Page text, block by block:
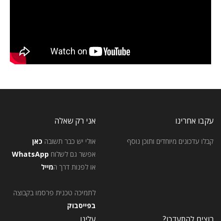
עקבו אחרינו
קבלו עדכונים מיוחדים ותוכן נוסף
אני רק שאלה
אולי יש כבר תשובה כאן
אפשר גם לשלוח WhatsApp
או לפנות דרך המייל
לתמיכה טכנית פרסמו בקבוצה
בפייסבוק